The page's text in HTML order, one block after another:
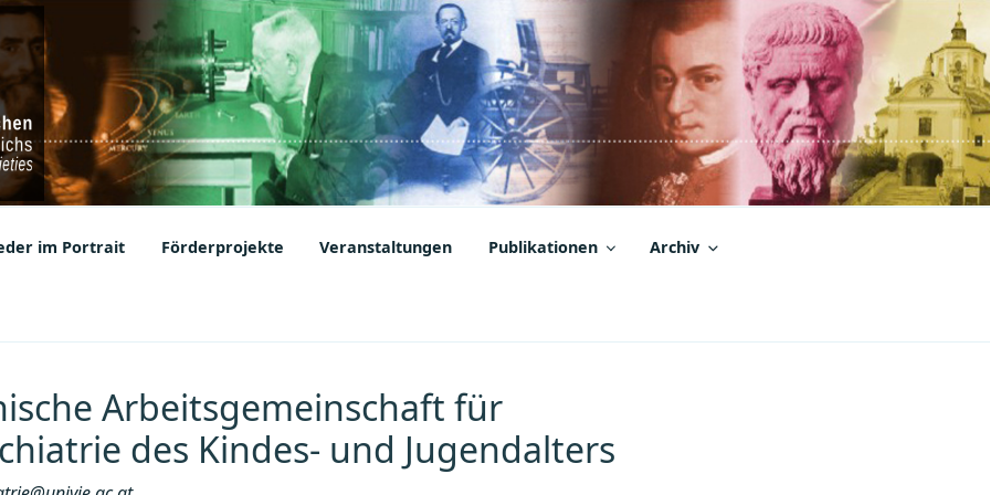
Societies
im Portrait Förderprojekte Veranstaltungen Publikationen Archiv
Arbeitsgemeinschaft für
des Kindes- und Jugendalters